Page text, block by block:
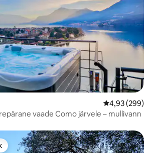
Keskmine
4,93 (299)
vaade Como järvele – mullivann